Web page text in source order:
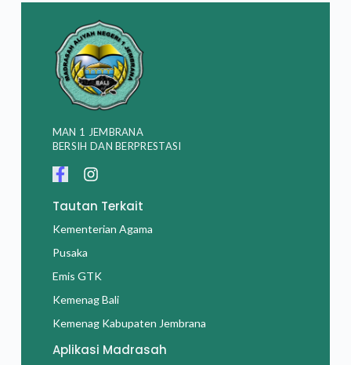
MAN 1 JEMBRANA
BERSIH DAN BERPRESTASI
Tautan Terkait
Kementerian Agama
Pusaka
Emis GTK
Kemenag Bali
Kemenag Kabupaten Jembrana
Aplikasi Madrasah